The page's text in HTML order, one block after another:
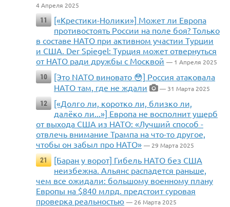
4 Апреля 2025
11
[«Крестики-Нолики»] Может ли Европа
противостоять России на поле боя? Только
в составе НАТО при активном участии Турции
и США. Der Spiegel: Турция может отвернуться
от НАТО ради дружбы с Москвой — 1 Апреля 2025
10
[Это NATO виновато 😳] Россия атаковала
НАТО там, где не ждали
— 31 Марта 2025
12
[«Долго ли, коротко ли, близко ли,
далёко ли...»] Европа не восполнит ущерб
от выхода США из НАТО: «Лучший способ -
отвлечь внимание Трампа на что-то другое,
чтобы он забыл про НАТО» — 29 Марта 2025
21
[Баран у ворот] Гибель НАТО без США
неизбежна. Альянс распадется раньше,
чем все ожидали: большому военному плану
Европы на $840 млрд. предстоит суровая
проверка реальностью — 26 Марта 2025